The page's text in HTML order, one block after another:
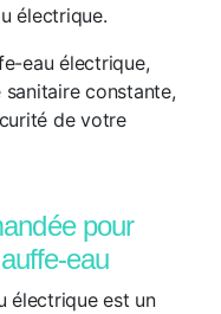
électrique.
eau électrique,
sanitaire constante,
de votre
pour
eau
électrique est un